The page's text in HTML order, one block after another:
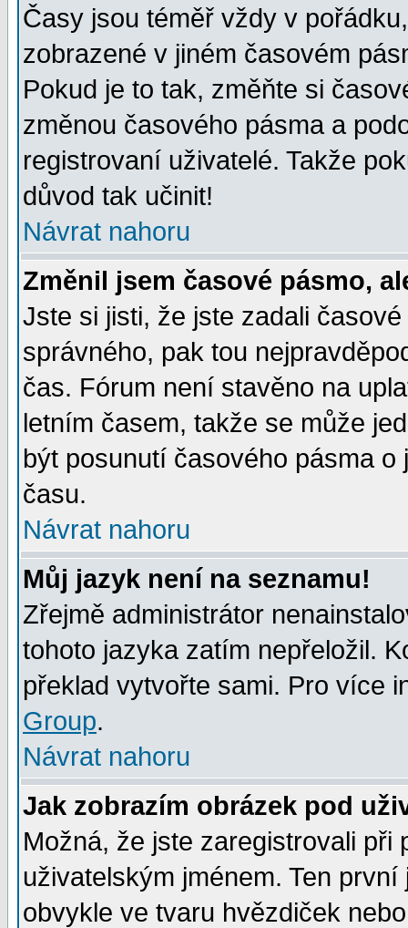
Časy jsou téměř vždy v
zobrazené v jiném časovém
Pokud je to tak, změňte si
změnou časového pásma a
registrovaní uživatelé. Takže
důvod tak učinit!
Návrat nahoru
Změnil jsem časové pásmo,
Jste si jisti, že jste zadali
správného, pak tou
čas. Fórum není stavěno na
letním časem, takže se může
být posunutí časového pásma
času.
Návrat nahoru
Můj jazyk není na seznamu!
Zřejmě administrátor
tohoto jazyka zatím nepřeložil.
překlad vytvořte sami. Pro více
Group.
Návrat nahoru
Jak zobrazím obrázek pod
Možná, že jste zaregistrovali
uživatelským jménem. Ten
obvykle ve tvaru hvězdiček